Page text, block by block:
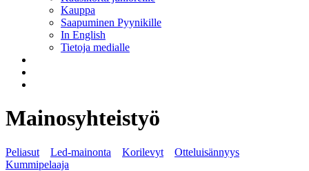
Kauppa
Saapuminen Pyynikille
In English
Tietoja medialle
Mainosyhteistyö
Peliasut Led-mainonta Korilevyt
Otteluisännyys
Kummipelaaja